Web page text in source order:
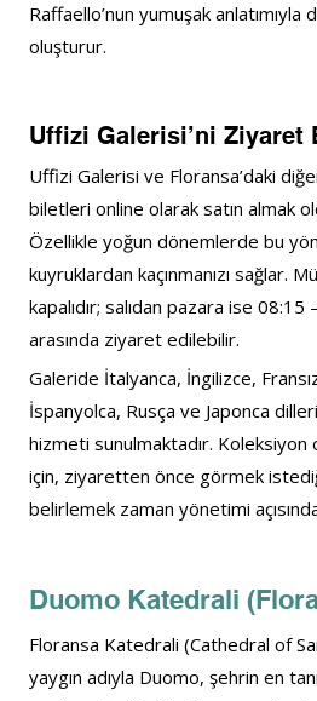
Raffaello’nun yumuşak
oluşturur.
Uffizi Galerisi’ni Ziyaret
Uffizi Galerisi ve Floransa’daki
biletleri online olarak satın almak
Özellikle yoğun dönemlerde bu
kuyruklardan kaçınmanızı sağlar.
kapalıdır; salıdan pazara ise
arasında ziyaret edilebilir.
Galeride İtalyanca, İngilizce,
İspanyolca, Rusça ve Japonca
hizmeti sunulmaktadır. Koleksiyon
için, ziyaretten önce görmek
belirlemek zaman yönetimi
Duomo Katedrali
Floransa Katedrali (Cathedral of
yaygın adıyla Duomo, şehrin en